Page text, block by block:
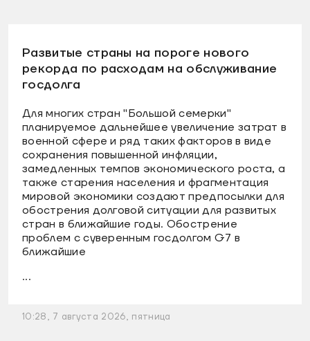
Развитые страны на пороге нового
рекорда по расходам на обслуживание
госдолга
Для многих стран "Большой семерки"
планируемое дальнейшее увеличение затрат в
военной сфере и ряд таких факторов в виде
сохранения повышенной инфляции,
замедленных темпов экономического роста, а
также старения населения и фрагментация
мировой экономики создают предпосылки для
обострения долговой ситуации для развитых
стран в ближайшие годы. Обострение
проблем с суверенным госдолгом G7 в
ближайшие
...
10:28, 7 августа 2026, пятница